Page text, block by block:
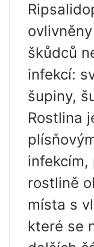
škůdců
infekcí:
šupiny,
Rostlina
infekcím,
rostlině
místa s
které se